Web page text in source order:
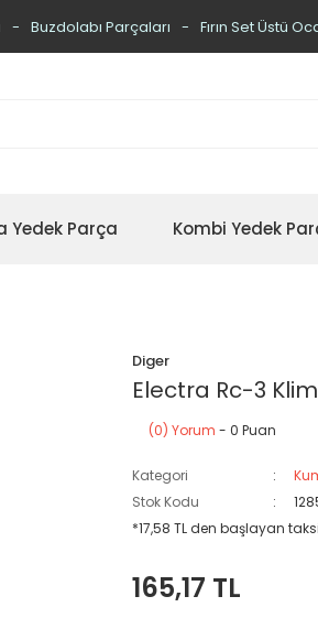
Buzdolabı Parçaları Fırın Set Üstü
Yedek Parça Kombi Yedek
Diger
Electra Rc-3
(0) Yorum - 0 Puan
Kategori
Stok Kodu
*17,58 TL den başlayan
165,17 TL